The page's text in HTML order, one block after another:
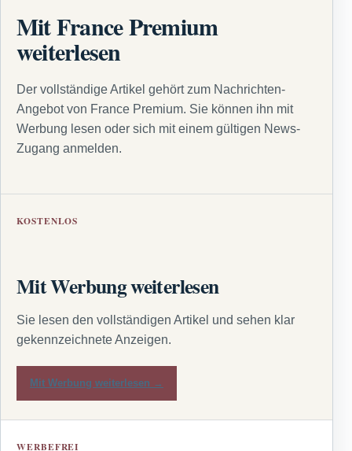
Mit France Premium
weiterlesen
Der vollständige Artikel gehört zum Nachrichten-
Angebot von France Premium. Sie können ihn mit
Werbung lesen oder sich mit einem gültigen News-
Zugang anmelden.
KOSTENLOS
Mit Werbung weiterlesen
Sie lesen den vollständigen Artikel und sehen klar
gekennzeichnete Anzeigen.
Mit Werbung weiterlesen →
WERBEFREI